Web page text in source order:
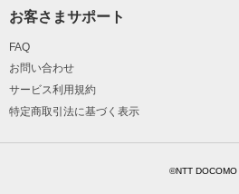
お客さまサポート
FAQ
お問い合わせ
サービス利用規約
特定商取引法に基づく表示
©NTT DOCOMO